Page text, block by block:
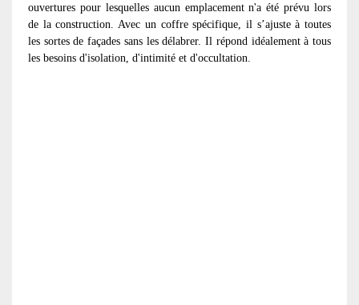
ouvertures pour lesquelles aucun emplacement n'a été prévu lors
de la construction. Avec un coffre spécifique, il s’ajuste à toutes
les sortes de façades sans les délabrer. Il répond idéalement à tous
les besoins d'isolation, d'intimité et d'occultation.